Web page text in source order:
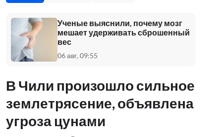
Ученые выяснили, почему мозг
мешает удерживать сброшенный
вес
06 авг, 09:55
В Чили произошло сильное
землетрясение, объявлена
угроза цунами